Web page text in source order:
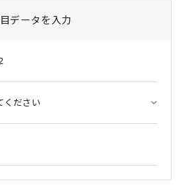
データを入力